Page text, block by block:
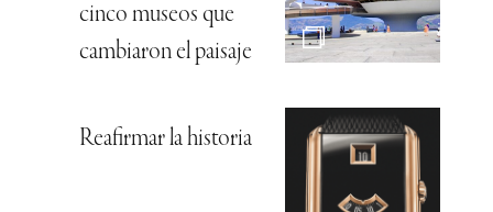
cinco museos que
cambiaron el paisaje
Reafirmar la historia